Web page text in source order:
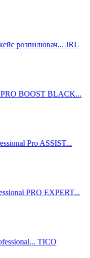
розпилювач... JRL
BOOST BLACK...
Pro ASSIST...
PRO EXPERT...
TICO